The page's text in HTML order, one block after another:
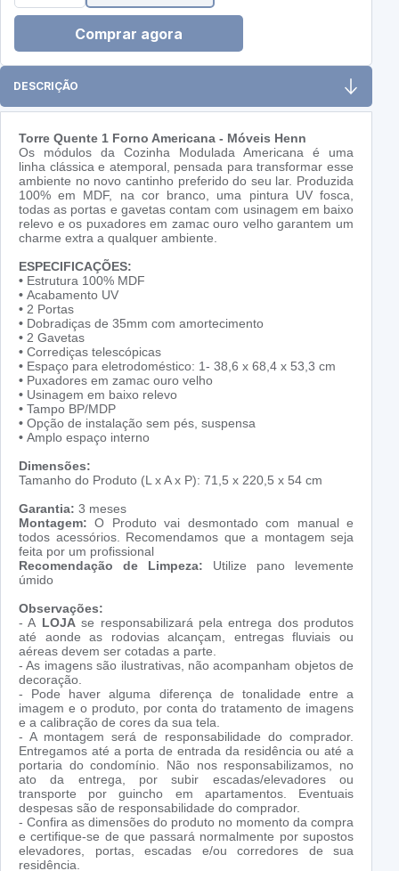
Comprar agora
DESCRIÇÃO
Torre Quente 1 Forno Americana - Móveis Henn
Os módulos da Cozinha Modulada Americana é uma
linha clássica e atemporal, pensada para transformar esse
ambiente no novo cantinho preferido do seu lar. Produzida
100% em MDF, na cor branco, uma pintura UV fosca,
todas as portas e gavetas contam com usinagem em baixo
relevo e os puxadores em zamac ouro velho garantem um
charme extra a qualquer ambiente.
ESPECIFICAÇÕES:
• Estrutura 100% MDF
• Acabamento UV
• 2 Portas
• Dobradiças de 35mm com amortecimento
• 2 Gavetas
• Corrediças telescópicas
• Espaço para eletrodoméstico: 1- 38,6 x 68,4 x 53,3 cm
• Puxadores em zamac ouro velho
• Usinagem em baixo relevo
• Tampo BP/MDP
• Opção de instalação sem pés, suspensa
• Amplo espaço interno
Dimensões:
Tamanho do Produto (L x A x P): 71,5 x 220,5 x 54 cm
Garantia: 3 meses
Montagem: O Produto vai desmontado com manual e
todos acessórios. Recomendamos que a montagem seja
feita por um profissional
Recomendação de Limpeza: Utilize pano levemente
úmido
Observações:
- A LOJAse responsabilizará pela entrega dos produtos
até aonde as rodovias alcançam, entregas fluviais ou
aéreas devem ser cotadas a parte.
- As imagens são ilustrativas, não acompanham objetos de
decoração.
- Pode haver alguma diferença de tonalidade entre a
imagem e o produto, por conta do tratamento de imagens
e a calibração de cores da sua tela.
- A montagem será de responsabilidade do comprador.
Entregamos até a porta de entrada da residência ou até a
portaria do condomínio. Não nos responsabilizamos, no
ato da entrega, por subir escadas/elevadores ou
transporte por guincho em apartamentos. Eventuais
despesas são de responsabilidade do comprador.
- Confira as dimensões do produto no momento da compra
e certifique-se de que passará normalmente por supostos
elevadores, portas, escadas e/ou corredores de sua
residência.